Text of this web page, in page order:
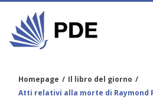
Homepage / Il libro del giorno /
Atti relativi alla morte di Raymond